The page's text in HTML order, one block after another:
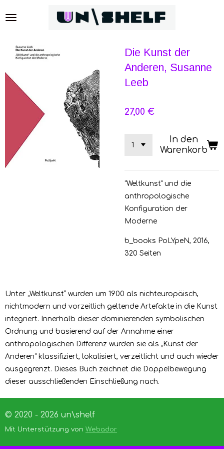
Hauptinhalt
Die Kunst der
Anderen, Susanne
Leeb
27,00 €
In den
Warenkorb
"Weltkunst" und die
anthropologische
Konfiguration der
Moderne
b_books PoLYpeN, 2016,
320 Seiten
Unter „Weltkunst“ wurden um 1900 als nichteuropäisch,
nichtmodern und vorzeitlich geltende Artefakte in die Kunst
integriert. Innerhalb dieser dominierenden symbolischen
Ordnung und basierend auf der Annahme einer
anthropologischen Differenz wurden sie als „Kunst der
Anderen“ klassifiziert, lokalisiert, verzeitlicht und auch wieder
ausgegrenzt. Dieses Buch zeichnet die Doppelbewegung
dieser ausschließenden Einschließung nach.
© 2020 - 2026 un\shelf
Mit Unterstützung von Webador